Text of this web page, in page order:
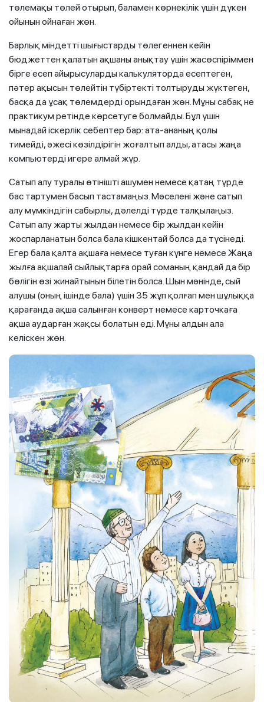
төлемақы төлей отырып, баламен көрнекілік үшін дүкен
ойынын ойнаған жөн.
Барлық міндетті шығыстарды төлегеннен кейін
бюджеттен қалатын ақшаны анықтау үшін жасөспіріммен
бірге есеп айырысуларды калькуляторда есептеген,
пәтер ақысын төлейтін түбіртекті толтыруды жүктеген,
басқа да ұсақ төлемдерді орындаған жөн. Мұны сабақ не
практикум ретінде көрсетуге болмайды. Бұл үшін
мынадай іскерлік себептер бар: ата-ананың қолы
тимейді, әжесі көзілдірігін жоғалтып алды, атасы жаңа
компьютерді игере алмай жүр.
Сатып алу туралы өтінішті ашумен немесе қатаң түрде
бас тартумен басып тастамаңыз. Мәселені және сатып
алу мүмкіндігін сабырлы, дәлелді түрде талқылаңыз.
Сатып алу жарты жылдан немесе бір жылдан кейін
жоспарланатын болса бала кішкентай болса да түсінеді.
Егер бала қалта ақшаға немесе туған күнге немесе Жаңа
жылға ақшалай сыйлықтарға орай соманың қандай да бір
бөлігін өзі жинайтынын білетін болса. Шын мәнінде, сый
алушы (оның ішінде бала) үшін 35 жұп қолғап мен шұлыққа
қарағанда ақша салынған конверт немесе карточкаға
ақша аударған жақсы болатын еді. Мұны алдын ала
келіскен жөн.